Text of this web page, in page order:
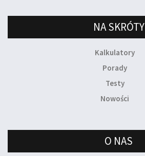
NA SKRÓTY
Kalkulatory
Porady
Testy
Nowości
O NAS